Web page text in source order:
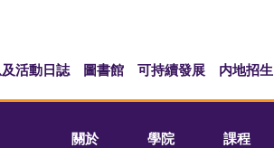
活動日誌 圖書館 可持續發展 内地招生
關於 學院 課程